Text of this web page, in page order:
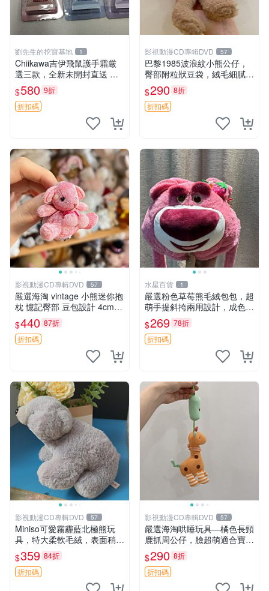
劉先生的挖寶基地 1
Chiikawa吉伊飛鼠護手霜厳
選三款，全新未開封直送 飛
鼠 護手霜 吉伊三款 新貨
$580 9折
折扣碼
影視動漫CD專輯DVD 57
巴黎1985波浪紋小熊公仔，
臀部附粒狀豆袋，絨毛細膩臉
部可愛，中古嚴選推薦 小熊
公仔 豆袋
$290 8折
折扣碼
影視動漫CD專輯DVD 57
嚴選海淘 vintage 小熊迷你抱
枕 憶記臀部 豆包設計 4cm
高 推薦收藏 迷你豆包小熊、
高臀部、豆袋抱枕
$440 87折
折扣碼
水星百貨 1
嚴選粉色草莓熊毛絨包包，超
萌手提斜挎兩用設計，成色上
佳容量大 粉紅草莓 毛絨包 超
大容量
$269 78折
折扣碼
影視動漫CD專輯DVD 57
Miniso可愛霧霾藍北極熊玩
具，特大柔軟毛絨，表面稍有
使用痕跡，適合居家擺放 23
CM 毛絨玩具 北極熊 魯班熊
$359 84折
折扣碼
影視動漫CD專輯DVD 57
嚴選海淘哄睡玩具—橘色長頸
鹿抓周公仔，臉超萌適合寶寶
陪伴，中古略有使用痕跡 橘
色 長頸鹿 抓周
$290 8折
折扣碼